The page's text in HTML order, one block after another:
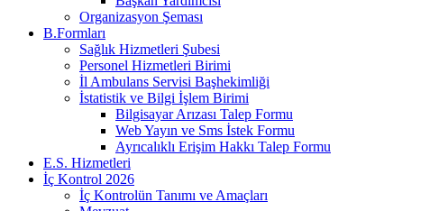
Organizasyon Şeması
B.Formları
Sağlık Hizmetleri Şubesi
Personel Hizmetleri Birimi
İl Ambulans Servisi Başhekimliği
İstatistik ve Bilgi İşlem Birimi
Bilgisayar Arızası Talep Formu
Web Yayın ve Sms İstek Formu
Ayrıcalıklı Erişim Hakkı Talep Formu
E.S. Hizmetleri
İç Kontrol 2026
İç Kontrolün Tanımı ve Amaçları